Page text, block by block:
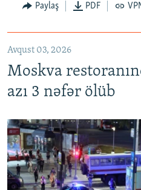
Paylaş PDF
Avqust 03, 2026
Moskva
azı 3 nəfər ölüb